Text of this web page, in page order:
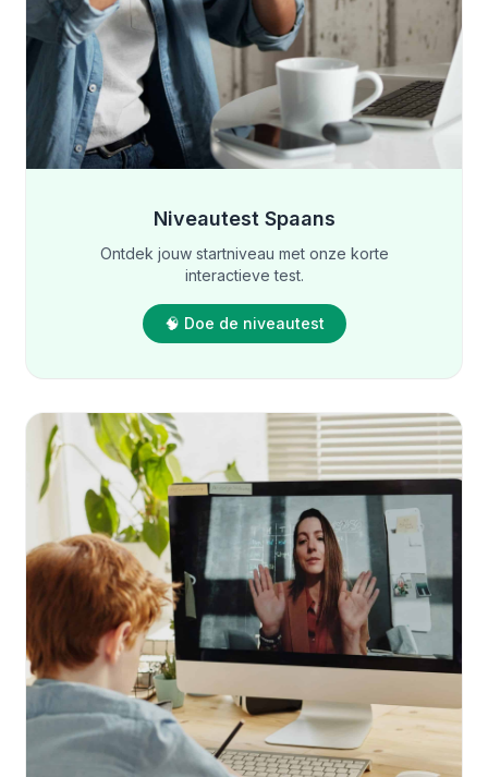
Niveautest Spaans
Ontdek jouw startniveau met onze korte
interactieve test.
🧠 Doe de niveautest